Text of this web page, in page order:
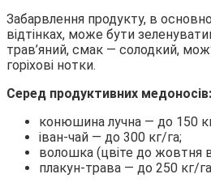
Забарвлення продукту, в
відтінках, може бути
трав’яний, смак — солодкий,
горіхові нотки.
Серед продуктивних медоносів:
конюшина лучна — до 150
іван-чай — до 300 кг/га;
волошка (цвіте до жовтня
плакун-трава — до 250 кг/